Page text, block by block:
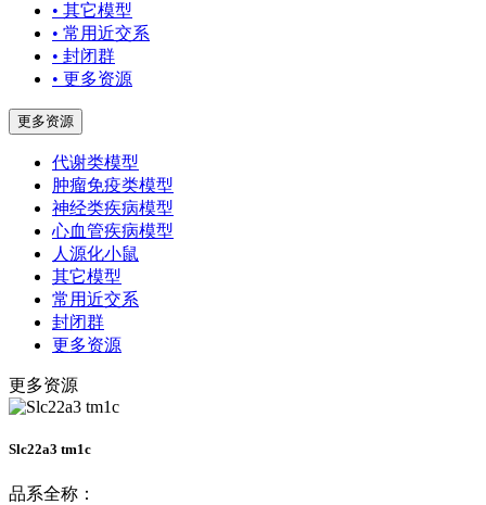
• 其它模型
• 常用近交系
• 封闭群
• 更多资源
更多资源
代谢类模型
肿瘤免疫类模型
神经类疾病模型
心血管疾病模型
人源化小鼠
其它模型
常用近交系
封闭群
更多资源
更多资源
Slc22a3 tm1c
品系全称：